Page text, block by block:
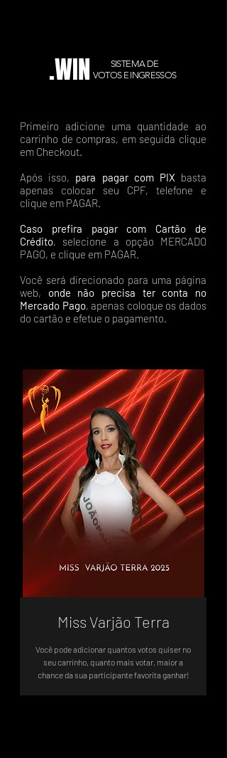
.WIN
SISTEMA DE
VOTOS E INGRESSOS
Primeiro adicione uma quantidade ao
carrinho de compras, em seguida clique
em Checkout.
Após isso, para pagar com PIX basta
apenas colocar seu CPF, telefone e
clique em PAGAR.
Caso prefira pagar com Cartão de
Crédito, selecione a opção MERCADO
PAGO, e clique em PAGAR.
Você será direcionado para uma página
web, onde não precisa ter conta no
Mercado Pago, apenas coloque os dados
do cartão e efetue o pagamento.
Miss Varjão Terra
Você pode adicionar quantos votos quiser no
seu carrinho, quanto mais votar, maior a
chance da sua participante favorita ganhar!